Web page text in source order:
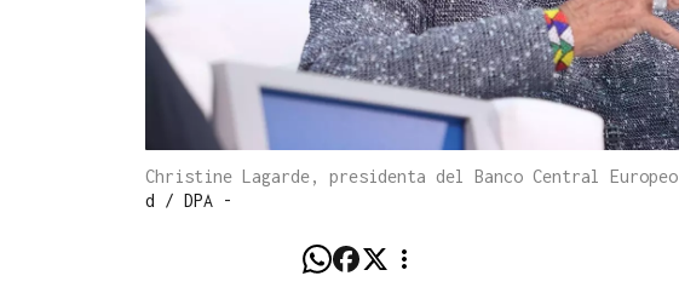
Christine Lagarde, presidenta del Banco Central Europeo
d / DPA -